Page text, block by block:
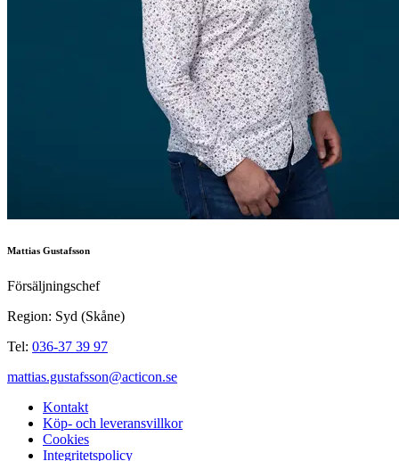
Mattias Gustafsson
Försäljningschef
Region: Syd (Skåne)
Tel: 036-37 39 97
mattias.gustafsson@acticon.se
Kontakt
Köp- och leveransvillkor
Cookies
Integritetspolicy